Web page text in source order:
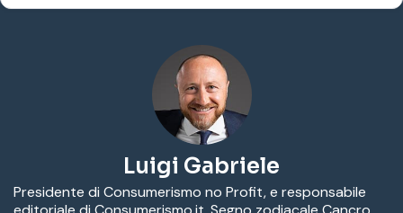
Luigi Gabriele
Presidente di Consumerismo no Profit, e responsabile